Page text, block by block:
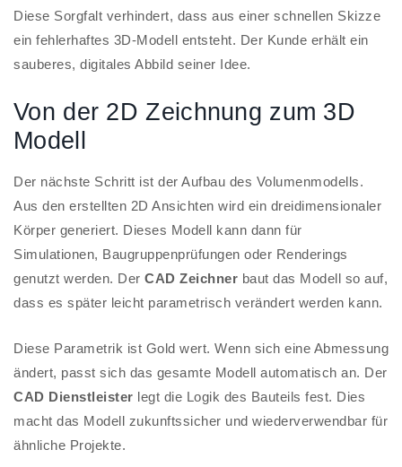
Diese Sorgfalt verhindert, dass aus einer schnellen Skizze
ein fehlerhaftes 3D-Modell entsteht. Der Kunde erhält ein
sauberes, digitales Abbild seiner Idee.
Von der 2D Zeichnung zum 3D
Modell
Der nächste Schritt ist der Aufbau des Volumenmodells.
Aus den erstellten 2D Ansichten wird ein dreidimensionaler
Körper generiert. Dieses Modell kann dann für
Simulationen, Baugruppenprüfungen oder Renderings
genutzt werden. Der CAD Zeichner baut das Modell so auf,
dass es später leicht parametrisch verändert werden kann.
Diese Parametrik ist Gold wert. Wenn sich eine Abmessung
ändert, passt sich das gesamte Modell automatisch an. Der
CAD Dienstleister legt die Logik des Bauteils fest. Dies
macht das Modell zukunftssicher und wiederverwendbar für
ähnliche Projekte.